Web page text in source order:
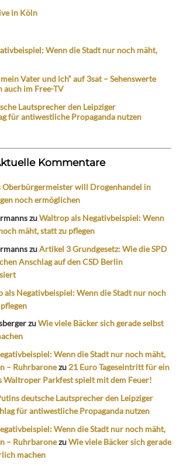
in Köln
Wenn die Stadt nur noch mäht,
Vater und ich“ auf 3sat – Sehenswerte
auch im Free-TV
Lautsprecher den Leipziger
für antiwestliche Propaganda nutzen
Kommentare
Oberbürgermeister will Drogenhandel in
noch ermöglichen
zuWaltrop als Negativbeispiel: Wenn
mäht, statt zu pflegen
zuArtikel 3 Grundgesetz: Wie die SPD
Anschlag auf den CSD Berlin
als Negativbeispiel: Wenn die Stadt nur noch
zuWie viele Bäcker sich gerade selbst
Wenn die Stadt nur noch mäht,
– Ruhrbaronezu 21 Euro Tageseintritt für ein
Waltroper Parkfest spielt mit dem Feuer!
deutsche Lautsprecher den Leipziger
für antiwestliche Propaganda nutzen
Wenn die Stadt nur noch mäht,
– RuhrbaronezuWie viele Bäcker sich gerade
machen